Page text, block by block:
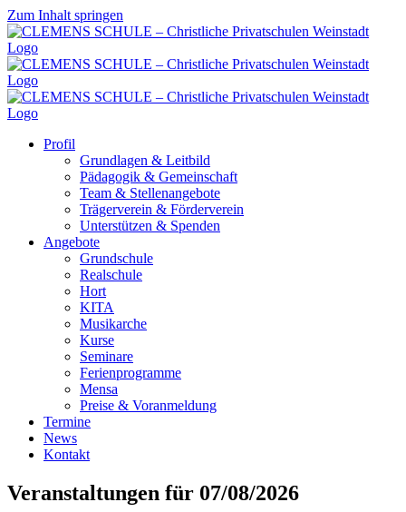
Zum Inhalt springen
Profil
Grundlagen & Leitbild
Pädagogik & Gemeinschaft
Team & Stellenangebote
Trägerverein & Förderverein
Unterstützen & Spenden
Angebote
Grundschule
Realschule
Hort
KITA
Musikarche
Kurse
Seminare
Ferienprogramme
Mensa
Preise & Voranmeldung
Termine
News
Kontakt
Veranstaltungen für 07/08/2026